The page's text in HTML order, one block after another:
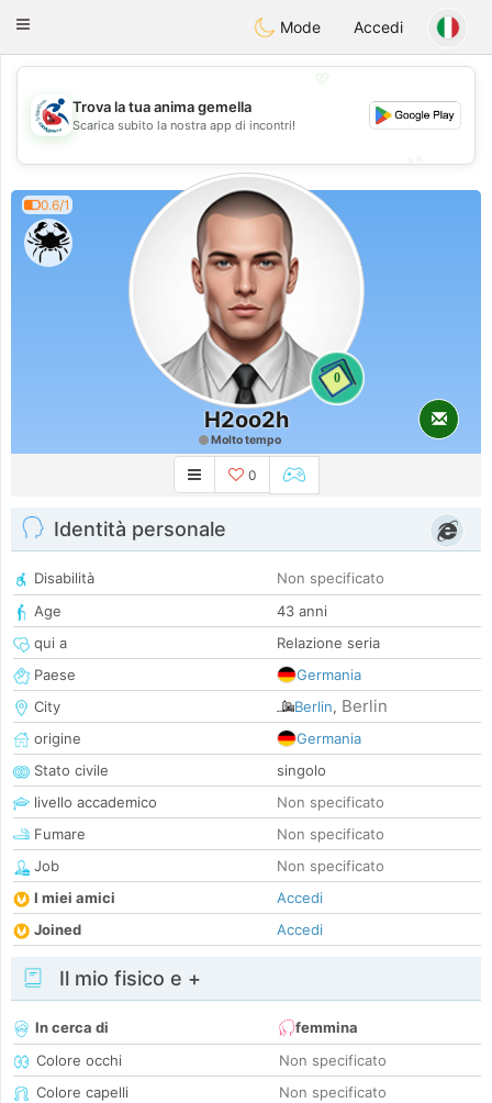
Handi Space
Toggle
Mode Accedi
💖
💕
Trova la tua anima gemella
Scarica subito la nostra app di incontri!
0.6/1
0
H2oo2h
Molto tempo
0
Identità personale
Disabilità
Non specificato
Age
43 anni
qui a
Relazione seria
Paese
Germania
City
Berlin, Berlin
origine
Germania
Stato civile
singolo
livello accademico
Non specificato
Fumare
Non specificato
Job
Non specificato
I miei amici
Accedi
Joined
Accedi
Il mio fisico e +
In cerca di
femmina
Colore occhi
Non specificato
Colore capelli
Non specificato